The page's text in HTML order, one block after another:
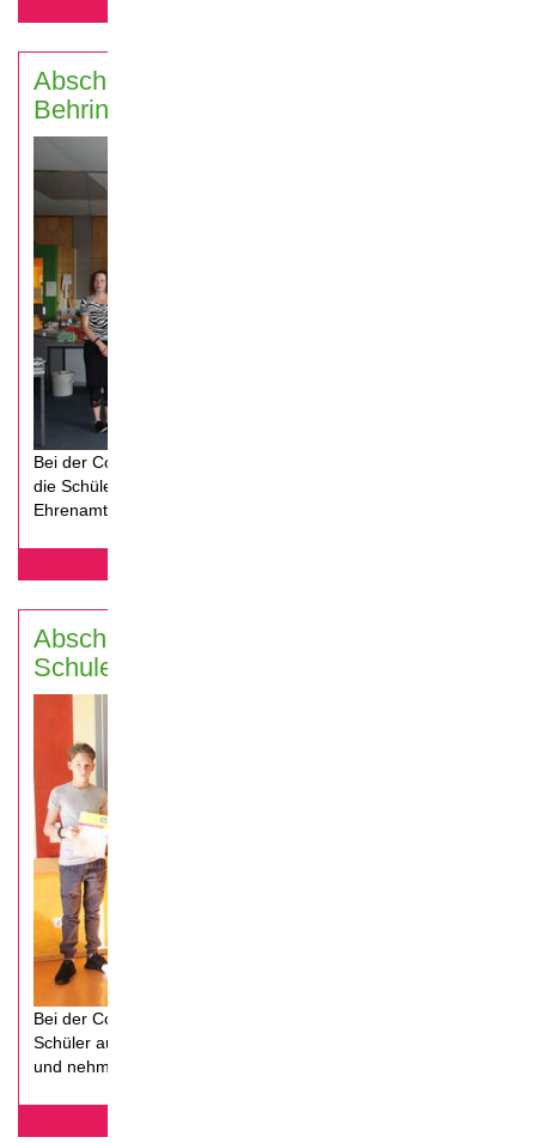
Abschlussveranstaltung Emil-von-
Behring-Gymnasium, Spardorf 2019
Bei der Coolrider-Abschlussveranstaltung in Spardorf, werden
die Schüler aus des Emil-von-Behring-Gymnasium für ihr
Ehrenamt geehrt und nehmen ihre Urkunde entgegen.
Abschlussveranstaltung Montessori
Schule, Lauf 2019
Bei der Coolrider-Abschlussveranstaltung in Lauf, werden die
Schüler aus der Montessori Schule für ihr Ehrenamt geehrt
und nehmen ihre Urkunde entgegen.